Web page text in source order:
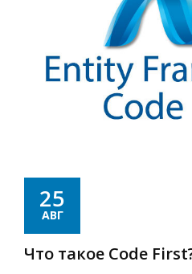
25
АВГ
Что такое Code